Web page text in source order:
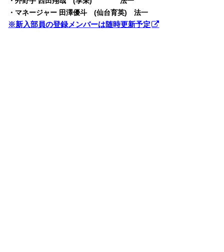
・マネージャー 田澤優斗 (仙台育英) 法一
※新入部員の登録メンバーは随時更新予定